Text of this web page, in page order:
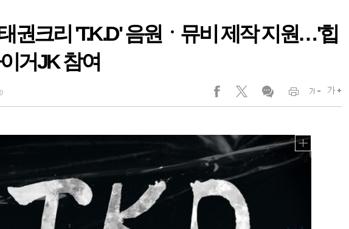
권크리 'T.K.D' 음원ㆍ뮤비 제작 지원…'힙
거JK 참여